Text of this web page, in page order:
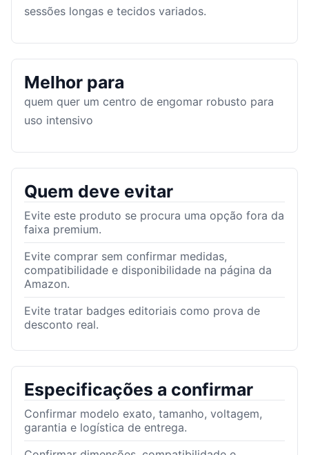
sessões longas e tecidos variados.
Melhor para
quem quer um centro de engomar robusto para
uso intensivo
Quem deve evitar
Evite este produto se procura uma opção fora da
faixa premium.
Evite comprar sem confirmar medidas,
compatibilidade e disponibilidade na página da
Amazon.
Evite tratar badges editoriais como prova de
desconto real.
Especificações a confirmar
Confirmar modelo exato, tamanho, voltagem,
garantia e logística de entrega.